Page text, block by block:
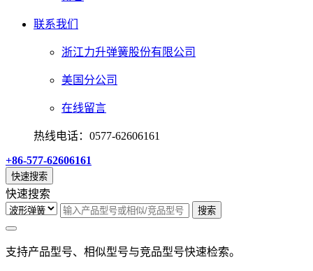
联系我们
浙江力升弹簧股份有限公司
美国分公司
在线留言
热线电话：0577-62606161
+86-577-62606161
快速搜索
快速搜索
搜索
支持产品型号、相似型号与竞品型号快速检索。